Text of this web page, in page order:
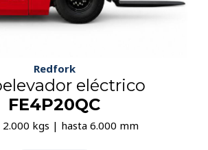
Redfork
eléctrico
FE4P20QC
kgs | hasta 6.000 mm